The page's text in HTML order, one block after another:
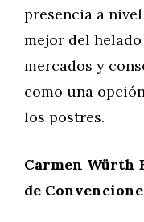
presencia a
mejor del
mercados y
como una
los postres.
Carmen Würth
de